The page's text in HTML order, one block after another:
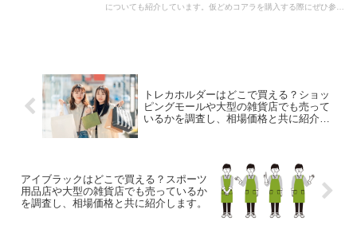
についても紹介しています。仮どめコアラを購入する際にぜひ参考
トレカホルダーはどこで買える？ショッ
ピングモールや大型の雑貨店でも売って
いるかを調査し、相場価格と共に紹介し
アイブラックはどこで買える？スポーツ
用品店や大型の雑貨店でも売っているか
を調査し、相場価格と共に紹介します。